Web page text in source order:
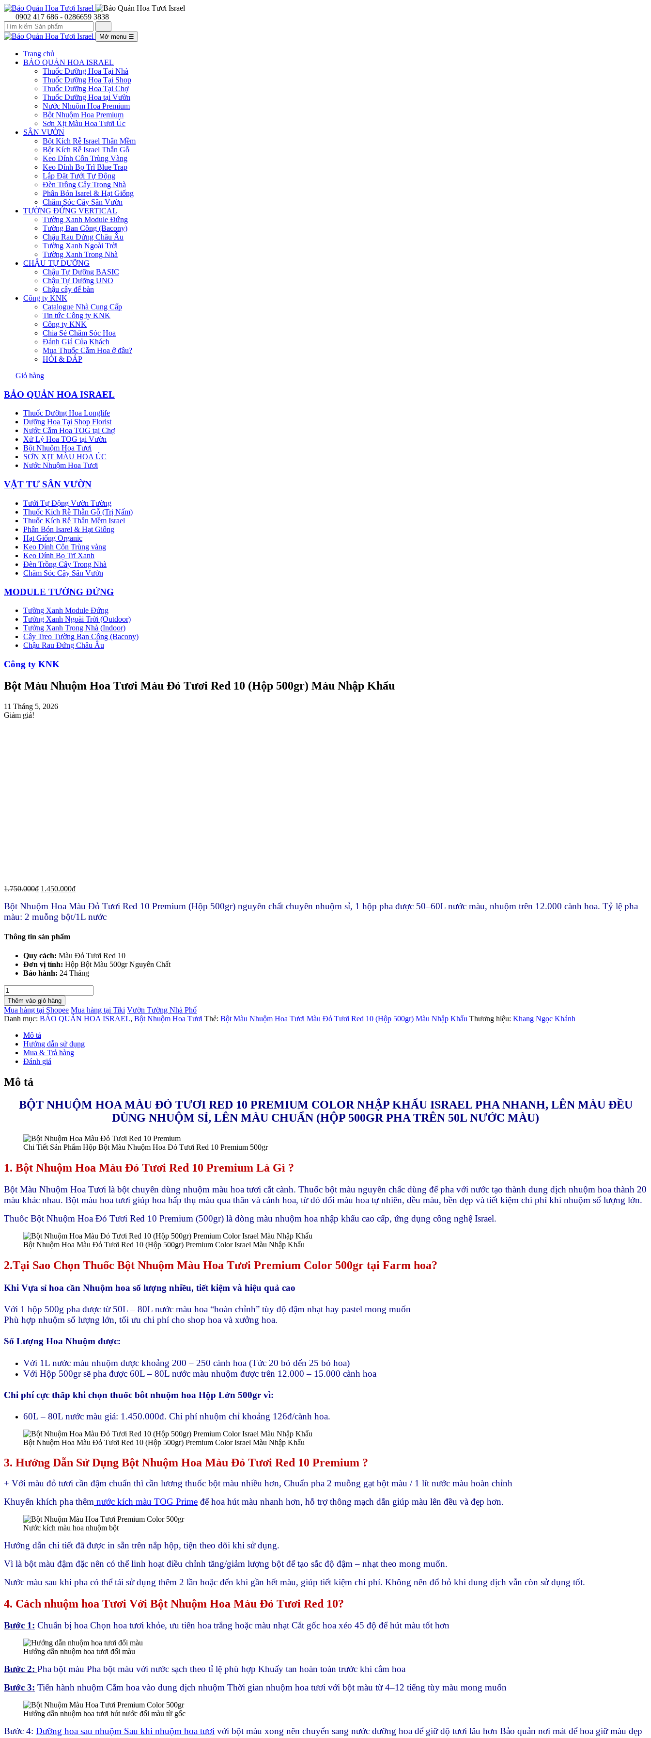
0902 417 686 - 0286659 3838
Mở menu ☰
Trang chủ
BẢO QUẢN HOA ISRAEL
Thuốc Dưỡng Hoa Tại Nhà
Thuốc Dưỡng Hoa Tại Shop
Thuốc Dưỡng Hoa Tại Chợ
Thuốc Dưỡng Hoa tại Vườn
Nước Nhuộm Hoa Premium
Bột Nhuộm Hoa Premium
Sơn Xịt Màu Hoa Tươi Úc
SÂN VƯỜN
Bột Kích Rễ Israel Thân Mềm
Bột Kích Rễ Israel Thẫn Gỗ
Keo Dính Côn Trùng Vàng
Keo Dính Bọ Trĩ Blue Trap
Lắp Đặt Tưới Tự Động
Đèn Trồng Cây Trong Nhà
Phân Bón Isarel & Hạt Giống
Chăm Sóc Cây Sân Vườn
TƯỜNG ĐỨNG VERTICAL
Tường Xanh Module Đứng
Tường Ban Công (Bacony)
Chậu Rau Đứng Châu Âu
Tường Xanh Ngoài Trời
Tường Xanh Trong Nhà
CHẬU TỰ DƯỠNG
Chậu Tự Dưỡng BASIC
Chậu Tự Dưỡng UNO
Chậu cây để bàn
Công ty KNK
Catalogue Nhà Cung Cấp
Tin tức Công ty KNK
Công ty KNK
Chia Sẻ Chăm Sóc Hoa
Đánh Giá Của Khách
Mua Thuốc Cắm Hoa ở đâu?
HỎI & ĐÁP
Giỏ hàng
BẢO QUẢN HOA ISRAEL
Thuốc Dưỡng Hoa Longlife
Dưỡng Hoa Tại Shop Florist
Nước Cắm Hoa TOG tại Chợ
Xử Lý Hoa TOG tại Vườn
Bột Nhuộm Hoa Tươi
SƠN XỊT MÀU HOA ÚC
Nước Nhuộm Hoa Tươi
VẬT TƯ SÂN VƯỜN
Tưới Tự Động Vườn Tường
Thuốc Kích Rễ Thẫn Gỗ (Trị Nấm)
Thuốc Kích Rễ Thân Mềm Israel
Phân Bón Isarel & Hạt Giống
Hạt Giống Organic
Keo Dính Côn Trùng vàng
Keo Dính Bọ Trĩ Xanh
Đèn Trồng Cây Trong Nhà
Chăm Sóc Cây Sân Vườn
MODULE TƯỜNG ĐỨNG
Tường Xanh Module Đứng
Tường Xanh Ngoài Trời (Outdoor)
Tường Xanh Trong Nhà (Indoor)
Cây Treo Tường Ban Công (Bacony)
Chậu Rau Đứng Châu Âu
Công ty KNK
Bột Màu Nhuộm Hoa Tươi Màu Đỏ Tươi Red 10 (Hộp 500gr) Màu Nhập Khẩu
11 Tháng 5, 2026
Giảm giá!
1.750.000₫ 1.450.000₫
Bột Nhuộm Hoa Màu Đỏ Tươi Red 10 Premium (Hộp 500gr) nguyên chất chuyên nhuộm sỉ, 1 hộp pha được 50–60L nước màu, nhuộm trên 12.000 cành hoa. Tỷ lệ pha
màu: 2 muỗng bột/1L nước
Thông tin sản phẩm
Quy cách: Màu Đỏ Tươi Red 10
Đơn vị tính: Hộp Bột Màu 500gr Nguyên Chất
Bảo hành: 24 Tháng
Bột
Màu
Nhuộm
Hoa
Tươi
Màu
Tươi
Red
(Hộp
500gr)
Nhập
Khẩu
Thêm vào giỏ hàng
Mua hàng tại Shopee Mua hàng tại Tiki Vườn Tường Nhà Phố
Danh mục: BẢO QUẢN HOA ISRAEL, Bột Nhuộm Hoa Tươi Thẻ: Bột Màu Nhuộm Hoa Tươi Màu Đỏ Tươi Red 10 (Hộp 500gr) Màu Nhập Khẩu Thương hiệu: Khang Ngọc Khánh
Mô tả
Hướng dẫn sử dụng
Mua & Trả hàng
Đánh giá
Mô tả
BỘT NHUỘM HOA MÀU ĐỎ TƯƠI RED 10 PREMIUM COLOR NHẬP KHẨU ISRAEL PHA NHANH, LÊN MÀU ĐỀU
DÙNG NHUỘM SỈ, LÊN MÀU CHUẨN (HỘP 500GR PHA TRÊN 50L NƯỚC MÀU)
Chi Tiết Sản Phẩm Hộp Bột Màu Nhuộm Hoa Đỏ Tươi Red 10 Premium 500gr
1. Bột Nhuộm Hoa Màu Đỏ Tươi Red 10 Premium Là Gì ?
Bột Màu Nhuộm Hoa Tươi là bột chuyên dùng nhuộm màu hoa tươi cắt cành. Thuốc bột màu nguyên chấc dùng để pha với nước tạo thành dung dịch nhuộm hoa thành 20
màu khác nhau. Bột màu hoa tươi giúp hoa hấp thụ màu qua thân và cánh hoa, từ đó đổi màu hoa tự nhiên, đều màu, bền đẹp và tiết kiệm chi phí khi nhuộm số lượng lớn.
Thuốc Bột Nhuộm Hoa Đỏ Tươi Red 10 Premium (500gr) là dòng màu nhuộm hoa nhập khẩu cao cấp, ứng dụng công nghệ Israel.
Bột Nhuộm Hoa Màu Đỏ Tươi Red 10 (Hộp 500gr) Premium Color Israel Màu Nhập Khẩu
2.Tại Sao Chọn Thuốc Bột Nhuộm Màu Hoa Tươi Premium Color 500gr tại Farm hoa?
Khi Vựa sỉ hoa cần Nhuộm hoa số lượng nhiều, tiết kiệm và hiệu quả cao
Với 1 hộp 500g pha được từ 50L – 80L nước màu hoa “hoàn chỉnh” tùy độ đậm nhạt hay pastel mong muốn
Phù hợp nhuộm số lượng lớn, tối ưu chi phí cho shop hoa và xưởng hoa.
Số Lượng Hoa Nhuộm được:
Với 1L nước màu nhuộm được khoảng 200 – 250 cành hoa (Tức 20 bó đến 25 bó hoa)
Với Hộp 500gr sẽ pha được 60L – 80L nước màu nhuộm được trên 12.000 – 15.000 cành hoa
Chi phí cực thấp khi chọn thuốc bôt nhuộm hoa Hộp Lớn 500gr vì:
60L – 80L nước màu giá: 1.450.000đ. Chi phí nhuộm chỉ khoảng 126đ/cành hoa.
Bột Nhuộm Hoa Màu Đỏ Tươi Red 10 (Hộp 500gr) Premium Color Israel Màu Nhập Khẩu
3. Hướng Dẫn Sử Dụng Bột Nhuộm Hoa Màu Đỏ Tươi Red 10 Premium ?
+ Với màu đỏ tươi cần đậm chuẩn thì cần lương thuốc bột màu nhiều hơn, Chuẩn pha 2 muỗng gạt bột màu / 1 lít nước màu hoàn chỉnh
Khuyến khích pha thêm nước kích màu TOG Prime để hoa hút màu nhanh hơn, hỗ trợ thông mạch dẫn giúp màu lên đều và đẹp hơn.
Nước kích màu hoa nhuộm bột
Hướng dẫn chi tiết đã được in sẵn trên nắp hộp, tiện theo dõi khi sử dụng.
Vì là bột màu đậm đặc nên có thể linh hoạt điều chỉnh tăng/giảm lượng bột để tạo sắc độ đậm – nhạt theo mong muốn.
Nước màu sau khi pha có thể tái sử dụng thêm 2 lần hoặc đến khi gần hết màu, giúp tiết kiệm chi phí. Không nên đổ bỏ khi dung dịch vẫn còn sử dụng tốt.
4. Cách nhuộm hoa Tươi Với Bột Nhuộm Hoa Màu Đỏ Tươi Red 10?
Bước 1: Chuẩn bị hoa Chọn hoa tươi khỏe, ưu tiên hoa trắng hoặc màu nhạt Cắt gốc hoa xéo 45 độ để hút màu tốt hơn
Hướng dẫn nhuộm hoa tươi đổi màu
Bước 2: Pha bột màu Pha bột màu với nước sạch theo tỉ lệ phù hợp Khuấy tan hoàn toàn trước khi cắm hoa
Bước 3: Tiến hành nhuộm Cắm hoa vào dung dịch nhuộm Thời gian nhuộm hoa tươi với bột màu từ 4–12 tiếng tùy màu mong muốn
Hướng dẫn nhuộm hoa tươi hút nước đổi màu từ gốc
Bước 4: Dưỡng hoa sau nhuộm Sau khi nhuộm hoa tươi với bột màu xong nên chuyển sang nước dưỡng hoa để giữ độ tươi lâu hơn Bảo quản nơi mát để hoa giữ màu đẹp